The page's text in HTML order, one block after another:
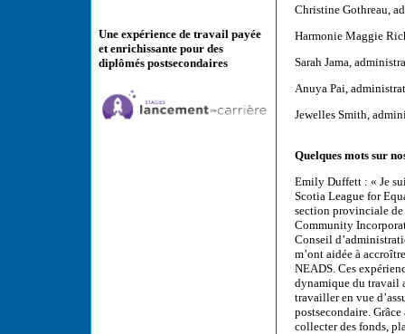
Une expérience de travail payée
et enrichissante pour des
diplômés postsecondaires
Christine Gothreau,
Harmonie Maggie
Sarah Jama,
Anuya Pai,
Jewelles Smith,
Quelques mots sur
Emily Duffett : « Je
Scotia League for
section provinciale de
Community
Conseil
m’ont aidée à
NEADS. Ces
dynamique du travail
travailler en vue
postsecondaire.
collecter des fonds,